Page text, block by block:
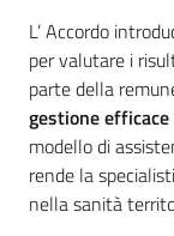
L’ Accordo
per valutare i
parte della
gestione
modello di
rende la
nella sanità